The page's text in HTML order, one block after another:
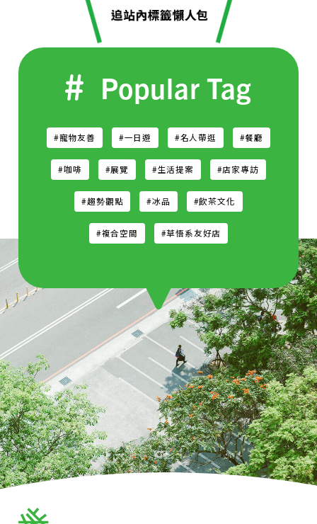
Popular Tag
#寵物友善 #一日遊 #名人帶逛 #餐廳
#咖啡 #展覽 #生活提案 #店家專訪
#趨勢觀點 #冰品 #飲茶文化
#複合空間 #草悟系友好店